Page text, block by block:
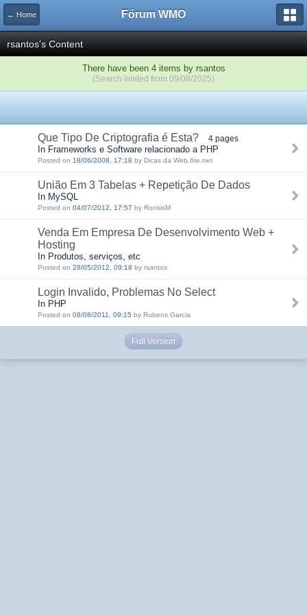
← Home Fórum WMO
rsantos's Content
There have been 4 items by rsantos
(Search limited from 09/08/2025)
Que Tipo De Criptografia é Esta? 4 pages
In Frameworks e Software relacionado a PHP
Posted on 18/06/2008, 17:18 by Dicas da Web.6te.net
União Em 3 Tabelas + Repetição De Dados
In MySQL
Posted on 04/07/2012, 17:57 by RonsisM
Venda Em Empresa De Desenvolvimento Web +
Hosting
In Produtos, serviços, etc
Posted on 28/05/2012, 09:18 by rsantos
Login Invalido, Problemas No Select
In PHP
Posted on 08/08/2011, 09:15 by Rubens Garcia
Full Version